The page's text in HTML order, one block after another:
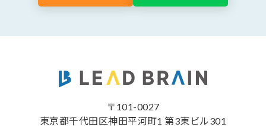
〒101-0027
東京都千代田区神田平河町1 第3東ビル301